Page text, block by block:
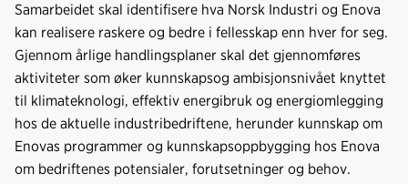
Samarbeidet skal identifisere hva Norsk Industri og Enova
kan realisere raskere og bedre i fellesskap enn hver for seg.
Gjennom årlige handlingsplaner skal det gjennomføres
aktiviteter som øker kunnskapsog ambisjonsnivået knyttet
til klimateknologi, effektiv energibruk og energiomlegging
hos de aktuelle industribedriftene, herunder kunnskap om
Enovas programmer og kunnskapsoppbygging hos Enova
om bedriftenes potensialer, forutsetninger og behov.